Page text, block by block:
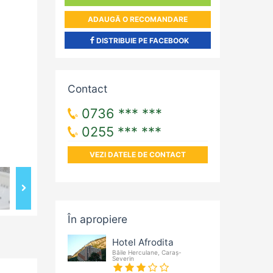
ADAUGĂ O RECOMANDARE
DISTRIBUIE PE FACEBOOK
Contact
0736 *** ***
0255 *** ***
VEZI DATELE DE CONTACT
În apropiere
Hotel Afrodita
Băile Herculane, Caraș-
Severin